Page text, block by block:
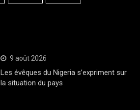
9 août 2026
Les évêques du Nigeria s’expriment sur
la situation du pays